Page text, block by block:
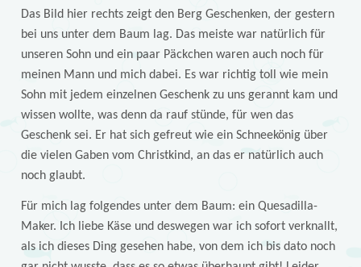
Das Bild hier rechts zeigt den Berg Geschenken, der gestern
bei uns unter dem Baum lag. Das meiste war natürlich für
unseren Sohn und ein paar Päckchen waren auch noch für
meinen Mann und mich dabei. Es war richtig toll wie mein
Sohn mit jedem einzelnen Geschenk zu uns gerannt kam und
wissen wollte, was denn da rauf stünde, für wen das
Geschenk sei. Er hat sich gefreut wie ein Schneekönig über
die vielen Gaben vom Christkind, an das er natürlich auch
noch glaubt.
Für mich lag folgendes unter dem Baum: ein Quesadilla-
Maker. Ich liebe Käse und deswegen war ich sofort verknallt,
als ich dieses Ding gesehen habe, von dem ich bis dato noch